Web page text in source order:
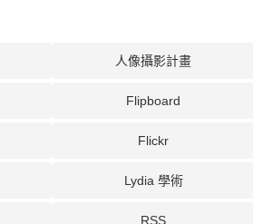
人像攝影計畫
Flipboard
Flickr
Lydia 學術
RSS